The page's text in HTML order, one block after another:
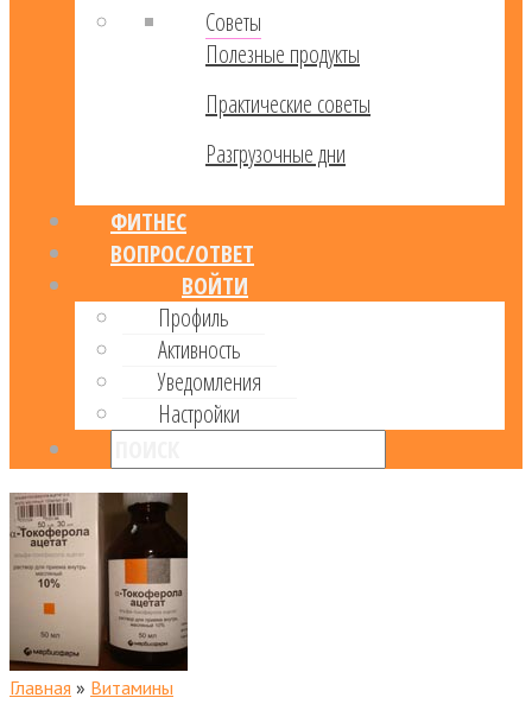
Советы
Полезные продукты
Практические советы
Разгрузочные дни
ФИТНЕС
ВОПРОС/ОТВЕТ
ВОЙТИ
Профиль
Активность
Уведомления
Настройки
Главная » Витамины